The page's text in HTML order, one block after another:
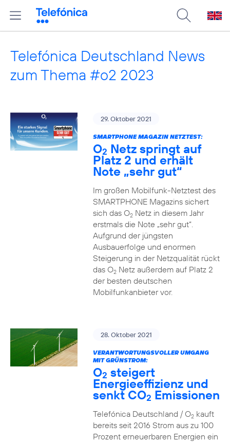
Telefónica Deutschland News
zum Thema #o2 2023
29. Oktober 2021
SMARTPHONE MAGAZIN NETZTEST:
O2 Netz springt auf
Platz 2 und erhält
Note „sehr gut“
Im großen Mobilfunk-Netztest des
SMARTPHONE Magazins sichert
sich das O2Netz in diesem Jahr
erstmals die Note „sehr gut“.
Aufgrund der jüngsten
Ausbauerfolge und enormen
Steigerung in der Netzqualität rückt
das O2Netz außerdem auf Platz 2
der besten deutschen
Mobilfunkanbieter vor.
28. Oktober 2021
VERANTWORTUNGSVOLLER UMGANG
MIT GRÜNSTROM:
O2 steigert
Energieeffizienz und
senkt CO2 Emissionen
Telefónica Deutschland / O2kauft
bereits seit 2016 Strom aus zu 100
Prozent erneuerbaren Energien ein